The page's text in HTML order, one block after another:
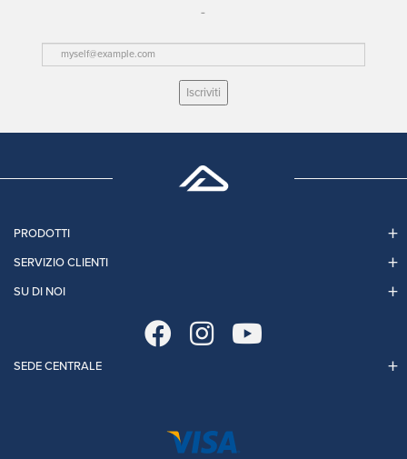
Iscriviti
PRODOTTI
SERVIZIO CLIENTI
SU DI NOI
SEDE CENTRALE